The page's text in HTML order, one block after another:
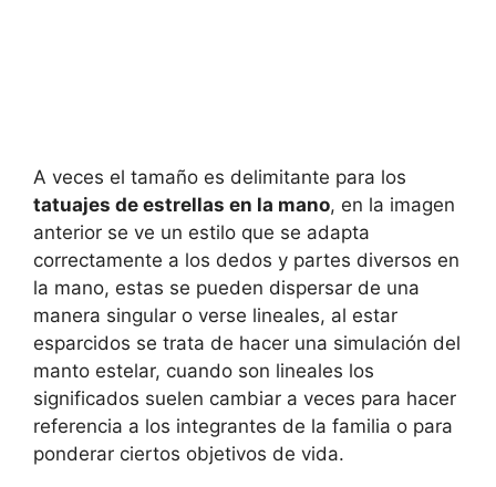
A veces el tamaño es delimitante para los
tatuajes de estrellas en la mano, en la imagen
anterior se ve un estilo que se adapta
correctamente a los dedos y partes diversos en
la mano, estas se pueden dispersar de una
manera singular o verse lineales, al estar
esparcidos se trata de hacer una simulación del
manto estelar, cuando son lineales los
significados suelen cambiar a veces para hacer
referencia a los integrantes de la familia o para
ponderar ciertos objetivos de vida.